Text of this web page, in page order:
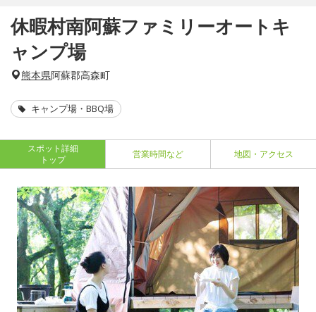
休暇村南阿蘇ファミリーオートキ
ャンプ場
熊本県阿蘇郡高森町
キャンプ場・BBQ場
スポット詳細
トップ
営業時間など 地図・アクセス